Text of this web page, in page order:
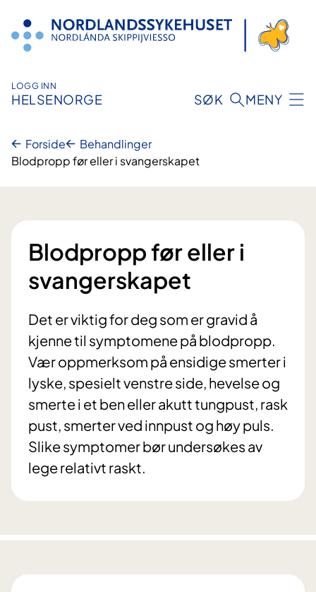
innhold
LOGG INN
HELSENORGE SØK MENY
Forside
Behandlinger
Blodpropp før eller i svangerskapet
Blodpropp før eller i
svangerskapet
Det er viktig for deg som er gravid å
kjenne til symptomene på blodpropp.
Vær oppmerksom på ensidige smerter i
lyske, spesielt venstre side, hevelse og
smerte i et ben eller akutt tungpust, rask
pust, smerter ved innpust og høy puls.
Slike symptomer bør undersøkes av
lege relativt raskt.